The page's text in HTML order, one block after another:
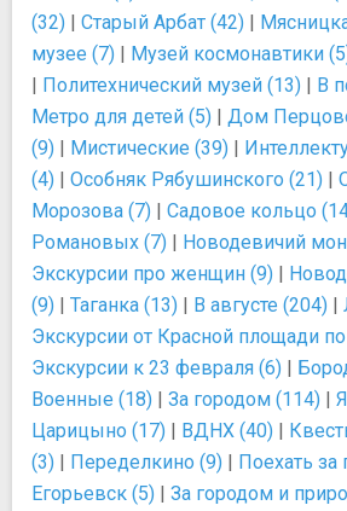
(32) | Старый Арбат (42) |
музее (7) | Музей космонавтики
| Политехнический музей (13) | В
Метро для детей (5) | Дом
(9) | Мистические (39) |
(4) | Особняк Рябушинского (21) |
Морозова (7) | Садовое кольцо
Романовых (7) | Новодевичий
Экскурсии про женщин (9) |
(9) | Таганка (13) | В августе (204) |
Экскурсии от Красной площади
Экскурсии к 23 февраля (6) |
Военные (18) | За городом (114) |
Царицыно (17) | ВДНХ (40) |
(3) | Переделкино (9) | Поехать за
Егорьевск (5) | За городом и